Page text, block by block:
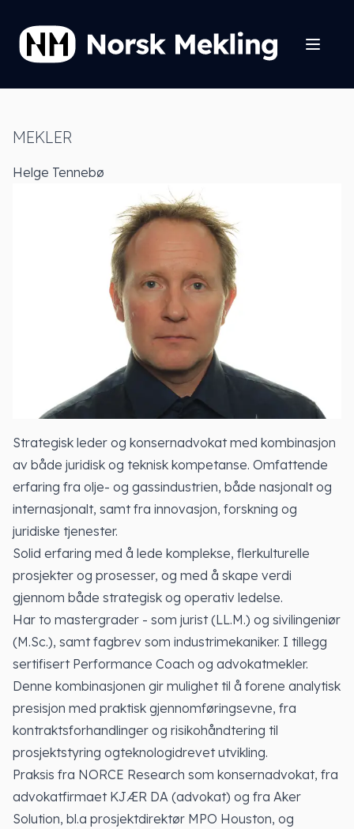
MEKLER
Helge Tennebø
Strategisk leder og konsernadvokat med kombinasjon
av både juridisk og teknisk kompetanse. Omfattende
erfaring fra olje- og gassindustrien, både nasjonalt og
internasjonalt, samt fra innovasjon, forskning og
juridiske tjenester.
Solid erfaring med å lede komplekse, flerkulturelle
prosjekter og prosesser, og med å skape verdi
gjennom både strategisk og operativ ledelse.
Har to mastergrader - som jurist (LL.M.) og sivilingeniør
(M.Sc.), samt fagbrev som industrimekaniker. I tillegg
sertifisert Performance Coach og advokatmekler.
Denne kombinasjonen gir mulighet til å forene analytisk
presisjon med praktisk gjennomføringsevne, fra
kontraktsforhandlinger og risikohåndtering til
prosjektstyring ogteknologidrevet utvikling.
Praksis fra NORCE Research som konsernadvokat, fra
advokatfirmaet KJÆR DA (advokat) og fra Aker
Solution, bl.a prosjektdirektør MPO Houston, og